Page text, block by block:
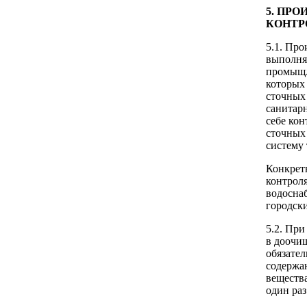
5.
5.1.
которых
себе
сточных
систему
5.2. При
в
один